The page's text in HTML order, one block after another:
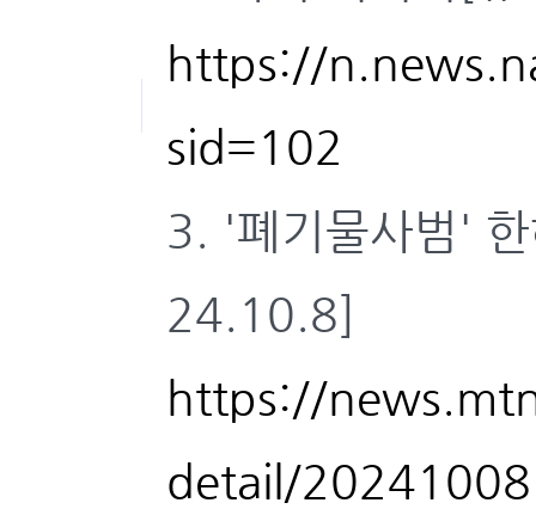
https://
sid=102
3. '폐기물사범'
24.10.8]
https://
detail/